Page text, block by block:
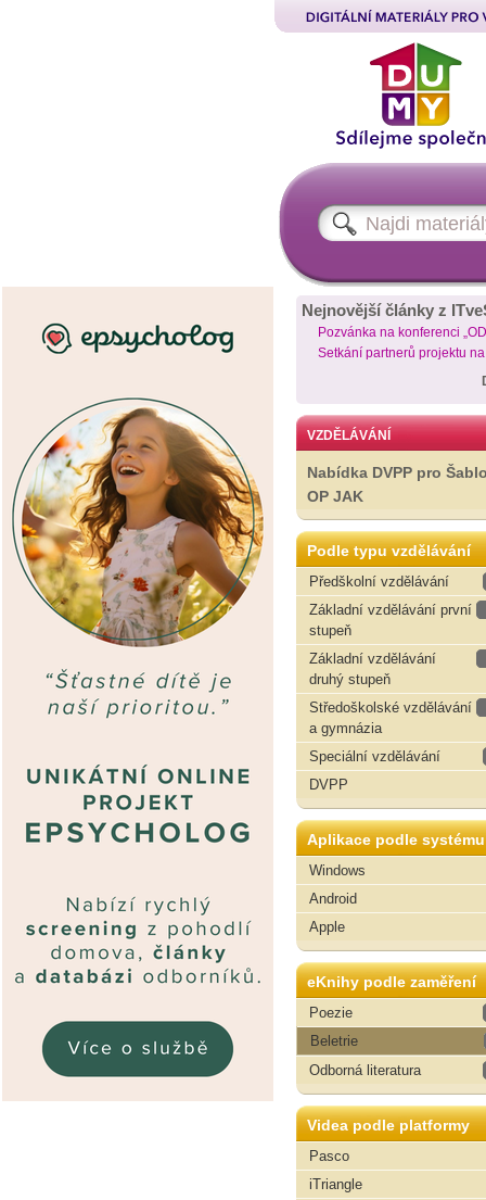
Nejnovější články z
Pozvánka na konferenci
Setkání partnerů projektu
VZDĚLÁVÁNÍ
Nabídka DVPP pro
OP JAK
Podle typu vzdělávání
Předškolní vzdělávání
Základní vzdělávání první
stupeň
Základní vzdělávání
druhý stupeň
Středoškolské vzdělávání
a gymnázia
Speciální vzdělávání
DVPP
Aplikace podle systému
Windows
Android
Apple
eKnihy podle zaměření
Poezie
Beletrie
Odborná literatura
Videa podle platformy
Pasco
iTriangle